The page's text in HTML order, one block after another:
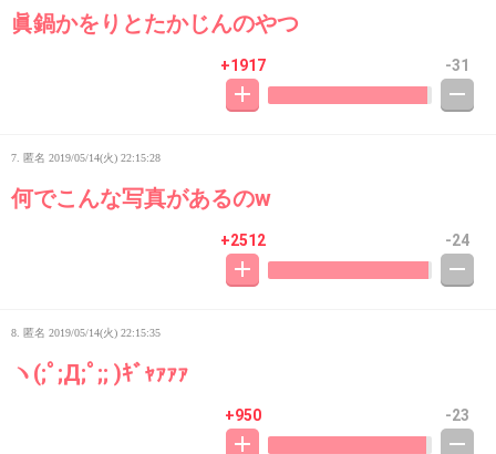
眞鍋かをりとたかじんのやつ
+1917 -31
7. 匿名 2019/05/14(火) 22:15:28
何でこんな写真があるのw
+2512 -24
8. 匿名 2019/05/14(火) 22:15:35
ヽ(;ﾟ;Д;ﾟ;; )ｷﾞｬｧｧｧ
+950 -23